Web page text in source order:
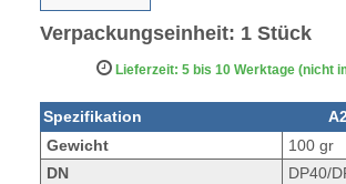
Verpackungseinheit: 1 Stück
Lieferzeit: 5 bis 10 Werktage (nicht
Spezifikation
Gewicht
100 gr
DN
DP40/